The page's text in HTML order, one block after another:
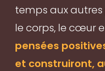
temps aux
le corps, le cœur
pensées
et construiront,